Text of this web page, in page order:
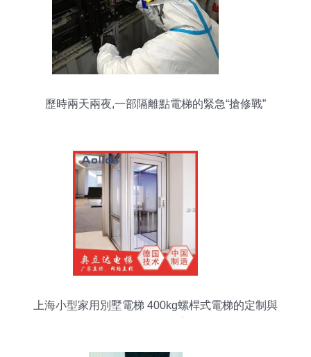
歷時兩天兩夜,一部隔離點電梯的緊急“搶修戰”
上海小型家用別墅電梯 400kg螺桿式電梯的定制與